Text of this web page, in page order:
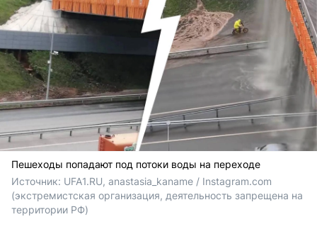
Пешеходы попадают под потоки воды на переходе
Источник: UFA1.RU, anastasia_kaname / Instagram.com
(экстремистская организация, деятельность запрещена на
территории РФ)